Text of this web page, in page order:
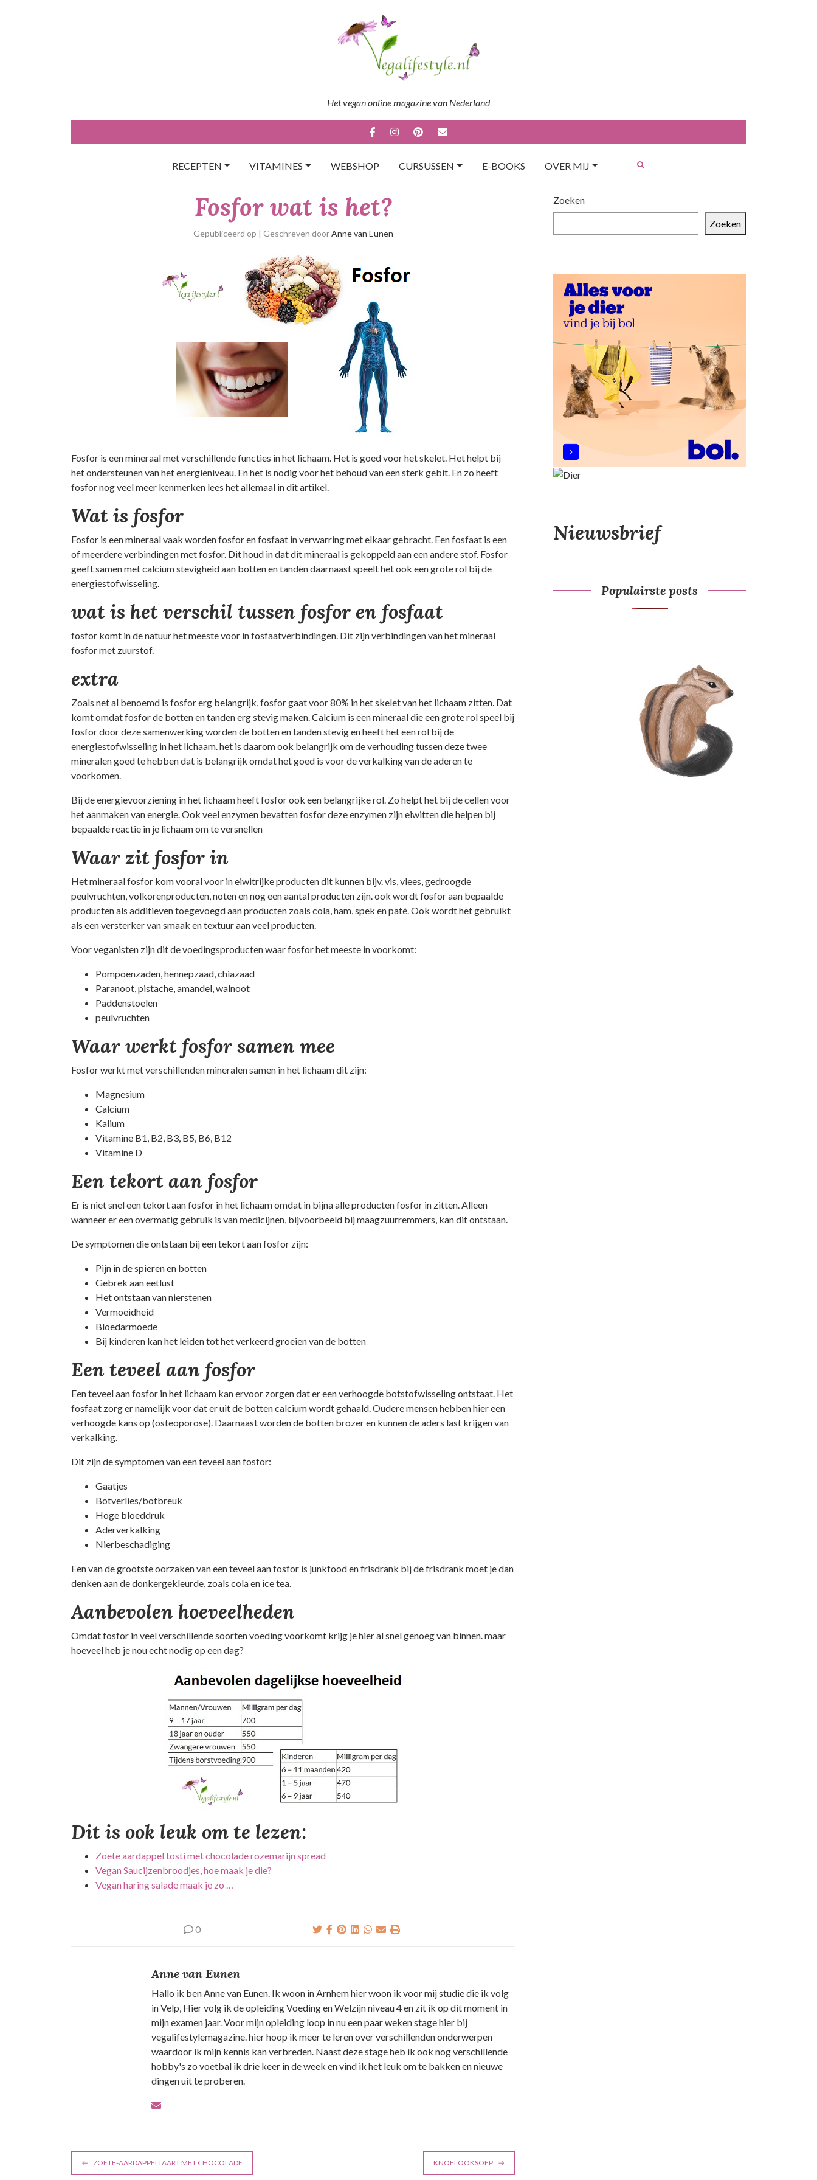
Het vegan online magazine van Nederland
RECEPTEN VITAMINES WEBSHOP CURSUSSEN E-BOOKS OVER MIJ
Fosfor wat is het?
Gepubliceerd op | Geschreven doorAnne van Eunen
Fosfor is een mineraal met verschillende functies in het lichaam. Het is goed voor het skelet. Het helpt bij
het ondersteunen van het energieniveau. En het is nodig voor het behoud van een sterk gebit. En zo heeft
fosfor nog veel meer kenmerken lees het allemaal in dit artikel.
Wat is fosfor
Fosfor is een mineraal vaak worden fosfor en fosfaat in verwarring met elkaar gebracht. Een fosfaat is een
of meerdere verbindingen met fosfor. Dit houd in dat dit mineraal is gekoppeld aan een andere stof. Fosfor
geeft samen met calcium stevigheid aan botten en tanden daarnaast speelt het ook een grote rol bij de
energiestofwisseling.
wat is het verschil tussen fosfor en fosfaat
fosfor komt in de natuur het meeste voor in fosfaatverbindingen. Dit zijn verbindingen van het mineraal
fosfor met zuurstof.
extra
Zoals net al benoemd is fosfor erg belangrijk, fosfor gaat voor 80% in het skelet van het lichaam zitten. Dat
komt omdat fosfor de botten en tanden erg stevig maken. Calcium is een mineraal die een grote rol speel bij
fosfor door deze samenwerking worden de botten en tanden stevig en heeft het een rol bij de
energiestofwisseling in het lichaam. het is daarom ook belangrijk om de verhouding tussen deze twee
mineralen goed te hebben dat is belangrijk omdat het goed is voor de verkalking van de aderen te
voorkomen.
Bij de energievoorziening in het lichaam heeft fosfor ook een belangrijke rol. Zo helpt het bij de cellen voor
het aanmaken van energie. Ook veel enzymen bevatten fosfor deze enzymen zijn eiwitten die helpen bij
bepaalde reactie in je lichaam om te versnellen
Waar zit fosfor in
Het mineraal fosfor kom vooral voor in eiwitrijke producten dit kunnen bijv. vis, vlees, gedroogde
peulvruchten, volkorenproducten, noten en nog een aantal producten zijn. ook wordt fosfor aan bepaalde
producten als additieven toegevoegd aan producten zoals cola, ham, spek en paté. Ook wordt het gebruikt
als een versterker van smaak en textuur aan veel producten.
Voor veganisten zijn dit de voedingsproducten waar fosfor het meeste in voorkomt:
Pompoenzaden, hennepzaad, chiazaad
Paranoot, pistache, amandel, walnoot
Paddenstoelen
peulvruchten
Waar werkt fosfor samen mee
Fosfor werkt met verschillenden mineralen samen in het lichaam dit zijn:
Magnesium
Calcium
Kalium
Vitamine B1, B2, B3, B5, B6, B12
Vitamine D
Een tekort aan fosfor
Er is niet snel een tekort aan fosfor in het lichaam omdat in bijna alle producten fosfor in zitten. Alleen
wanneer er een overmatig gebruik is van medicijnen, bijvoorbeeld bij maagzuurremmers, kan dit ontstaan.
De symptomen die ontstaan bij een tekort aan fosfor zijn:
Pijn in de spieren en botten
Gebrek aan eetlust
Het ontstaan van nierstenen
Vermoeidheid
Bloedarmoede
Bij kinderen kan het leiden tot het verkeerd groeien van de botten
Een teveel aan fosfor
Een teveel aan fosfor in het lichaam kan ervoor zorgen dat er een verhoogde botstofwisseling ontstaat. Het
fosfaat zorg er namelijk voor dat er uit de botten calcium wordt gehaald. Oudere mensen hebben hier een
verhoogde kans op (osteoporose). Daarnaast worden de botten brozer en kunnen de aders last krijgen van
verkalking.
Dit zijn de symptomen van een teveel aan fosfor:
Gaatjes
Botverlies/botbreuk
Hoge bloeddruk
Aderverkalking
Nierbeschadiging
Een van de grootste oorzaken van een teveel aan fosfor is junkfood en frisdrank bij de frisdrank moet je dan
denken aan de donkergekleurde, zoals cola en ice tea.
Aanbevolen hoeveelheden
Omdat fosfor in veel verschillende soorten voeding voorkomt krijg je hier al snel genoeg van binnen. maar
hoeveel heb je nou echt nodig op een dag?
Dit is ook leuk om te lezen:
Zoete aardappel tosti met chocolade rozemarijn spread
Vegan Saucijzenbroodjes, hoe maak je die?
Vegan haring salade maak je zo …
0
Anne van Eunen
Hallo ik ben Anne van Eunen. Ik woon in Arnhem hier woon ik voor mij studie die ik volg
in Velp, Hier volg ik de opleiding Voeding en Welzijn niveau 4 en zit ik op dit moment in
mijn examen jaar. Voor mijn opleiding loop in nu een paar weken stage hier bij
vegalifestylemagazine. hier hoop ik meer te leren over verschillenden onderwerpen
waardoor ik mijn kennis kan verbreden. Naast deze stage heb ik ook nog verschillende
hobby's zo voetbal ik drie keer in de week en vind ik het leuk om te bakken en nieuwe
dingen uit te proberen.
B
ZOETE-AARDAPPELTAART MET CHOCOLADE KNOFLOOKSOEP
Zoeken
Zoeken
Nieuwsbrief
Populairste posts